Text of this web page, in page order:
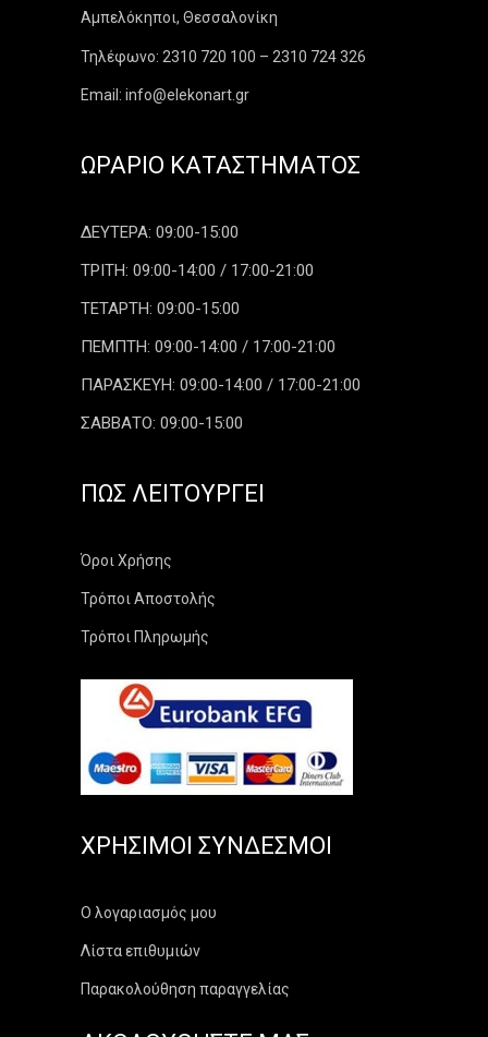
Αμπελόκηποι, Θεσσαλονίκη
Τηλέφωνο: 2310 720 100 – 2310 724 326
Email: info@elekonart.gr
ΩΡΆΡΙΟ ΚΑΤΑΣΤΉΜΑΤΟΣ
ΔΕΥΤΕΡΑ: 09:00-15:00
ΤΡΙΤΗ: 09:00-14:00 / 17:00-21:00
ΤΕΤΑΡΤΗ: 09:00-15:00
ΠΕΜΠΤΗ: 09:00-14:00 / 17:00-21:00
ΠΑΡΑΣΚΕΥΗ: 09:00-14:00 / 17:00-21:00
ΣΑΒΒΑΤΟ: 09:00-15:00
ΠΏΣ ΛΕΙΤΟΥΡΓΕΊ
Όροι Χρήσης
Τρόποι Αποστολής
Τρόποι Πληρωμής
ΧΡΉΣΙΜΟΙ ΣΎΝΔΕΣΜΟΙ
Ο λογαριασμός μου
Λίστα επιθυμιών
Παρακολούθηση παραγγελίας